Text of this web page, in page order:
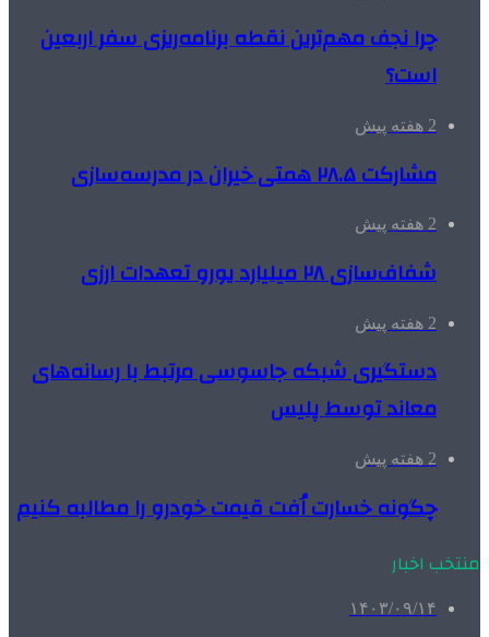
چرا نجف مهم‌ترین نقطه برنامه‌ریزی سفر اربعین
است؟
2 هفته پیش
مشارکت ۲۸.۵ همتی خیران در مدرسه‌سازی
2 هفته پیش
شفاف‌سازی ۲۸ میلیارد یورو تعهدات ارزی
2 هفته پیش
دستگیری شبکه جاسوسی مرتبط با رسانه‌های
معاند توسط پلیس
2 هفته پیش
چگونه خسارت اُفت قیمت خودرو را مطالبه کنیم
منتخب اخبار
۱۴۰۳/۰۹/۱۴